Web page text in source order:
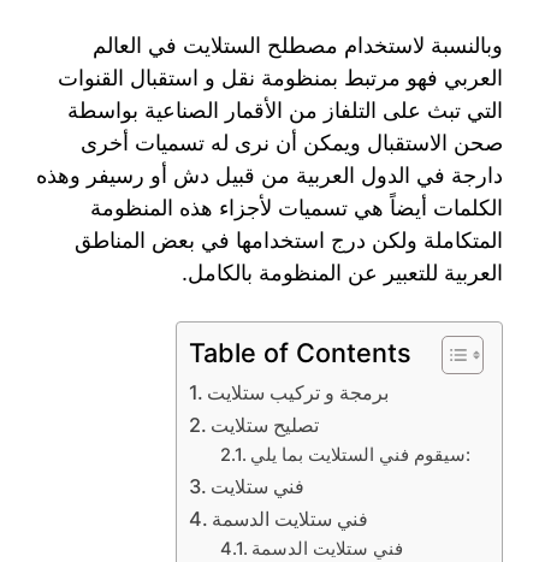
وبالنسبة لاستخدام مصطلح الستلايت في العالم
العربي فهو مرتبط بمنظومة نقل و استقبال القنوات
التي تبث على التلفاز من الأقمار الصناعية بواسطة
صحن الاستقبال ويمكن أن نرى له تسميات أخرى
دارجة في الدول العربية من قبيل دش أو رسيفر وهذه
الكلمات أيضاً هي تسميات لأجزاء هذه المنظومة
المتكاملة ولكن درج استخدامها في بعض المناطق
العربية للتعبير عن المنظومة بالكامل.
Table of Contents
برمجة و تركيب ستلايت
تصليح ستلايت
سيقوم فني الستلايت بما يلي:
فني ستلايت
فني ستلايت الدسمة
فني ستلايت الدسمة